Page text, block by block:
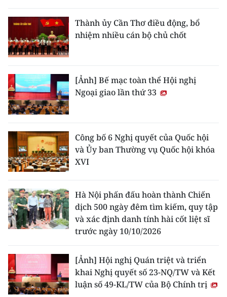
Thành ủy Cần Thơ điều động, bổ
nhiệm nhiều cán bộ chủ chốt
[Ảnh] Bế mạc toàn thể Hội nghị
Ngoại giao lần thứ 33
Công bố 6 Nghị quyết của Quốc hội
và Ủy ban Thường vụ Quốc hội khóa
XVI
Hà Nội phấn đấu hoàn thành Chiến
dịch 500 ngày đêm tìm kiếm, quy tập
và xác định danh tính hài cốt liệt sĩ
trước ngày 10/10/2026
[Ảnh] Hội nghị Quán triệt và triển
khai Nghị quyết số 23-NQ/TW và Kết
luận số 49-KL/TW của Bộ Chính trị